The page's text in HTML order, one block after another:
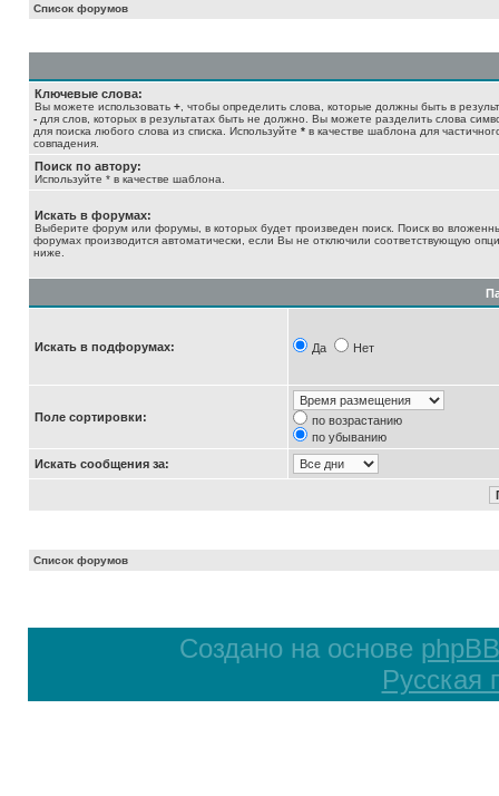
Список форумов
Ключевые слова:
Вы можете использовать + , чтобы определить слова, которые должны быть в
- для слов, которых в результатах быть не должно. Вы можете разделить слова
для поиска любого слова из списка. Используйте * в качестве шаблона для
совпадения.
Поиск по автору:
Используйте * в качестве шаблона.
Искать в форумах:
Выберите форум или форумы, в которых будет произведен поиск. Поиск во
форумах производится автоматически, если Вы не отключили соответствующую
ниже.
Искать в подфорумах: Да Нет
Поле сортировки:
по возрастанию
по убыванию
Искать сообщения за:
Список форумов
Создано на основе phpBB
Русская